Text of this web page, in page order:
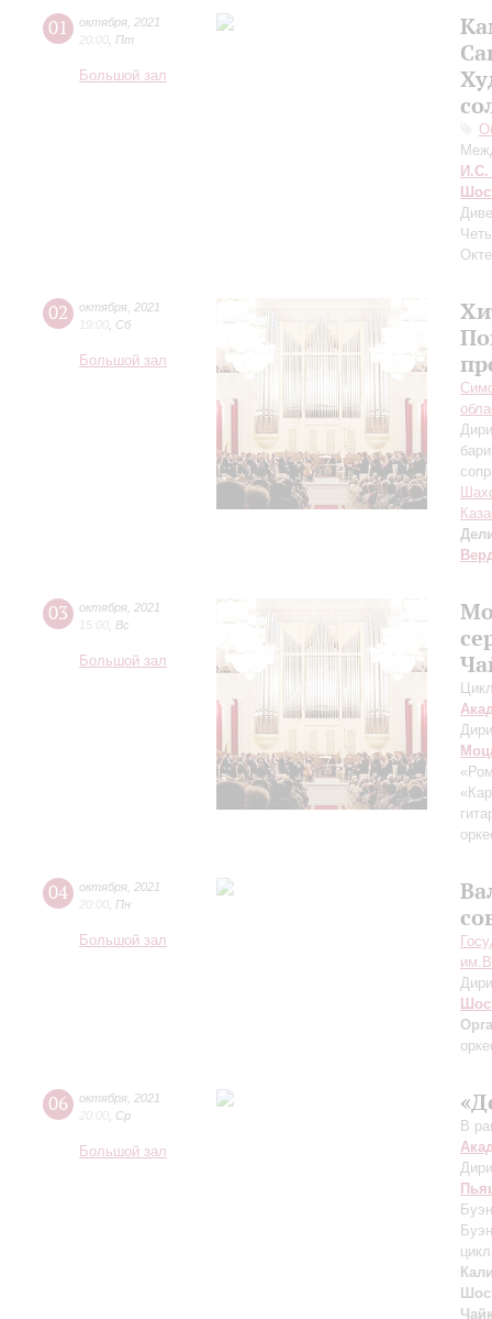
01 октября 2021
20:00 Пт
Большой зал
И.С.
02 октября 2021
19:00 Сб
Большой зал
03 октября 2021
15:00 Вс
Большой зал
04 октября 2021
20:00 Пн
Большой зал
06 октября 2021
20:00 Ср
Большой зал
В